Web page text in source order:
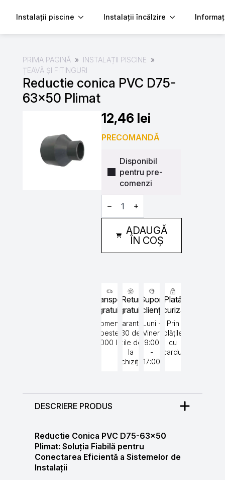
Instalații piscine Instalații încălzire
PRIMA PAGINĂ
INSTALAȚII PISCINE
ȚEAVĂ ȘI FITINGURI
Reductie conica PVC D75-
63×50 Plimat
12,46 lei
PRECOMANDĂ
Disponibil
pentru pre-
comenzi
Cantitate
Reductie
D75-
63x50
ADAUGĂ
ÎN COȘ
Transport
gratuit
Comenzi
peste
5000 lei
Retur
gratuit
Garantat
30 de
zile de
la
achiziție
Suport
clienți
Luni -
Vineri
9:00
-
17:00
Plată
securizată
Prin
plățile
cu
cardul
DESCRIERE PRODUS
Reductie Conica PVC D75-63×50
Plimat: Soluția Fiabilă pentru
Conectarea Eficientă a Sistemelor de
Instalații